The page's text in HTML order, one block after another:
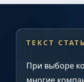
ТЕКСТ
При выборе